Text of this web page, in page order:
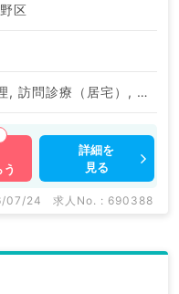
区
一般外来, 病棟管理, 訪問診療（居宅）, 訪問診療（施設）
詳細を
見る
07/24 求人No. : 690388